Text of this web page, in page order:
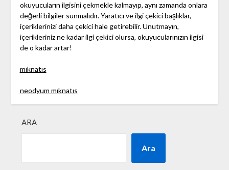
okuyucuların ilgisini çekmekle kalmayıp, aynı zamanda onlara
değerli bilgiler sunmalıdır. Yaratıcı ve ilgi çekici başlıklar,
içeriklerinizi daha çekici hale getirebilir. Unutmayın,
içerikleriniz ne kadar ilgi çekici olursa, okuyucularınızın ilgisi
de o kadar artar!
mıknatıs
neodyum mıknatıs
ARA
Ara